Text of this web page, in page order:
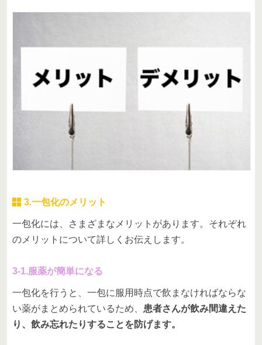
3.一包化のメリット
一包化には、さまざまなメリットがあります。それぞれ
のメリットについて詳しくお伝えします。
3-1.服薬が簡単になる
一包化を行うと、一包に服用時点で飲まなければならな
い薬がまとめられているため、 患者さんが飲み間違えた
り、飲み忘れたりすることを防げます。